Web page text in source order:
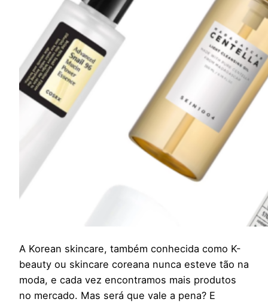
A Korean skincare, também conhecida como K-
beauty ou skincare coreana nunca esteve tão na
moda, e cada vez encontramos mais produtos
no mercado. Mas será que vale a pena? E